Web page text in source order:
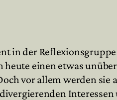
in der
heute einen etwas
vor allem werden
Interessen